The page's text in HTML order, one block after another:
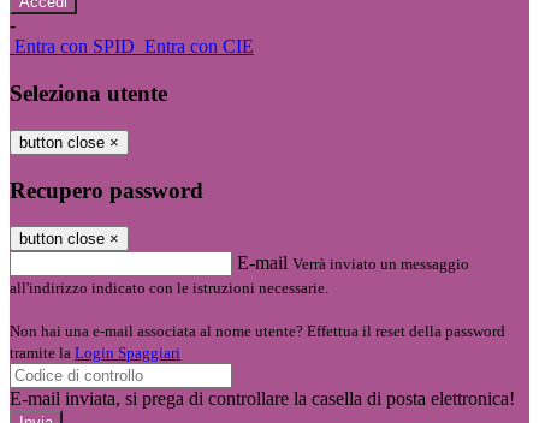
-
Entra con SPID Entra con CIE
Seleziona utente
button close ×
Recupero password
button close ×
E-mail Verrà inviato un messaggio
all'indirizzo indicato con le istruzioni necessarie.
Non hai una e-mail associata al nome utente? Effettua il reset della password
tramite la Login Spaggiari
E-mail inviata, si prega di controllare la casella di posta elettronica!